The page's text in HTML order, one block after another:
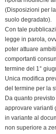
(Disposizioni per
suolo degradato).
Con tale
legge in parola,
poter attuare
comportanti
termine del 1°
Unica modifica
del termine per la
Da quanto
approvare varianti
in variante al
non superiore a